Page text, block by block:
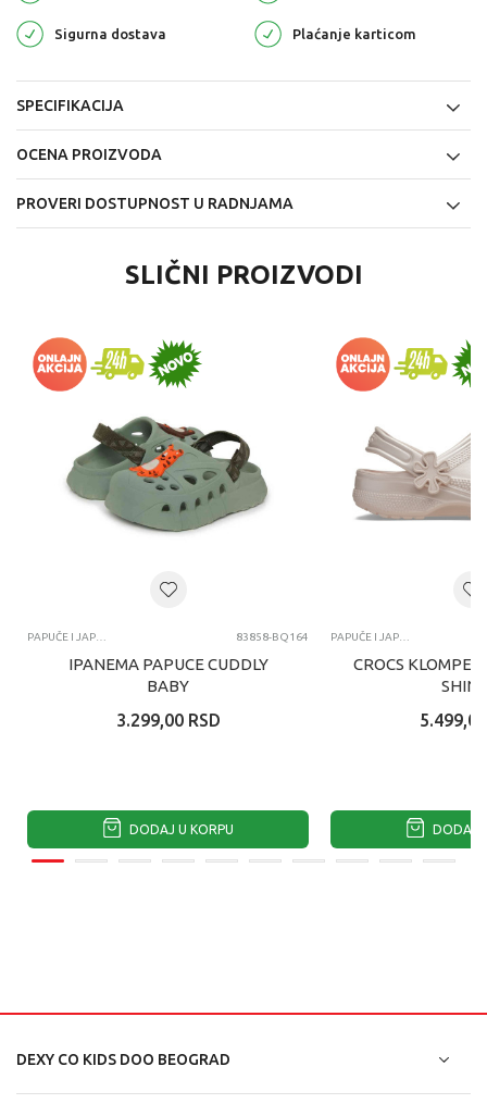
Sigurna dostava Plaćanje karticom
SPECIFIKACIJA
OCENA PROIZVODA
PROVERI DOSTUPNOST U RADNJAMA
SLIČNI PROIZVODI
83858-BQ164
IPANEMA PAPUCE CUDDLY
BABY
3.299,00 RSD
DODAJ U KORPU
CROCS KLOMPE
5.499,00
DODAJ
DEXY CO KIDS DOO BEOGRAD